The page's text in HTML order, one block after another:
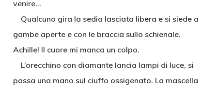
venire…
Qualcuno gira la sedia lasciata libera e si siede a
gambe aperte e con le braccia sullo schienale.
Achille! Il cuore mi manca un colpo.
L’orecchino con diamante lancia lampi di luce, si
passa una mano sul ciuffo ossigenato. La mascella